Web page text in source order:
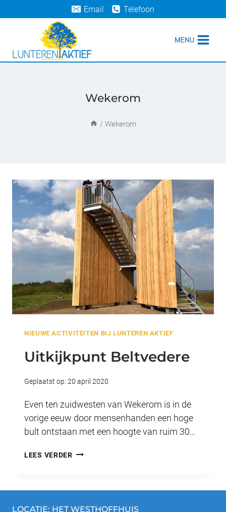
naar
Email Telefoon
MENU
Wekerom
/ Wekerom
NIEUWE ACTIVITEITEN BIJ LUNTEREN AKTIEF
Uitkijkpunt Beltvedere
Geplaatst op: 20 april 2020
Even ten zuidwesten van Wekerom is in de
vorige eeuw door mensenhanden een hoge
bult ontstaan met een hoogte van ruim 30…
LEES VERDERUITKIJKPUNT
LOCATIE: HET WESTHOFFHUIS